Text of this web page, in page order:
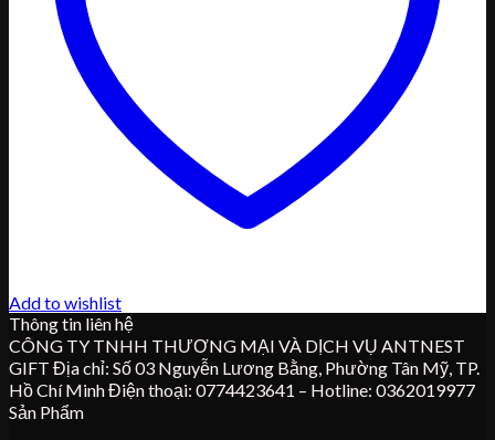
Add to wishlist
Thông tin liên hệ
CÔNG TY TNHH THƯƠNG MẠI VÀ DỊCH VỤ ANTNEST
GIFT Địa chỉ: Số 03 Nguyễn Lương Bằng, Phường Tân Mỹ, TP.
Hồ Chí Minh Điện thoại: 0774423641 – Hotline: 0362019977
Sản Phẩm